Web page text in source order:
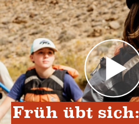
Früh übt sich: